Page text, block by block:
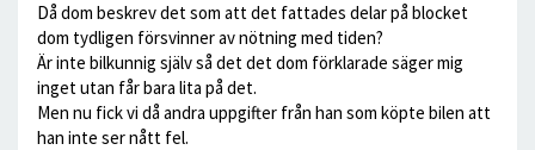
Då dom beskrev det som att det fattades delar på blocket
dom tydligen försvinner av nötning med tiden?
Är inte bilkunnig själv så det det dom förklarade säger mig
inget utan får bara lita på det.
Men nu fick vi då andra uppgifter från han som köpte bilen att
han inte ser nått fel.